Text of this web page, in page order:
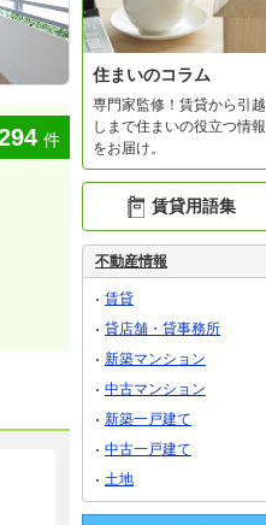
件
住まいのコラム
専門家監修！賃貸から引越
しまで住まいの役立つ情報
をお届け。
賃貸用語集
不動産情報
賃貸
貸店舗・貸事務所
新築マンション
中古マンション
新築一戸建て
中古一戸建て
土地